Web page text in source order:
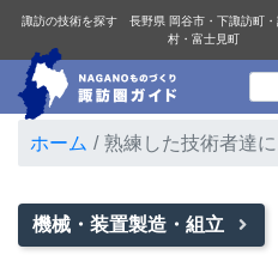
諏訪の技術を探す 長野県 岡谷市・下諏訪町
村・富士見町
ホーム 熟練した技術者達
機械・装置製造・組立